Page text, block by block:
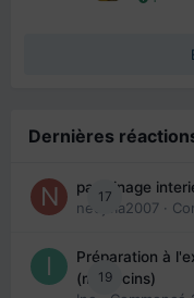
Dernières
17
parrainage
nedjma2007 ·
19
Préparation à
(médecins)